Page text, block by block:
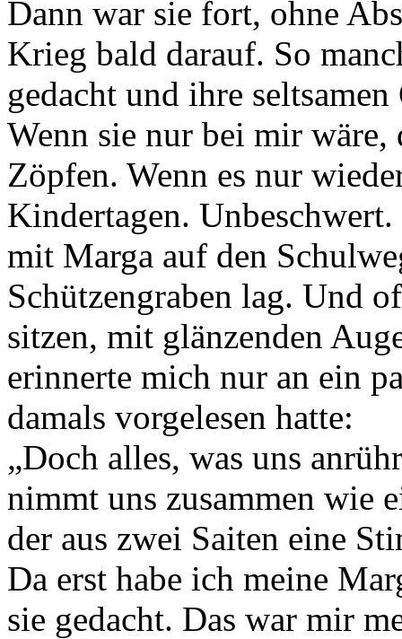
Dann war sie fort, ohne
Krieg bald darauf. So
gedacht und ihre
Wenn sie nur bei mir
Zöpfen. Wenn es nur
Kindertagen.
mit Marga auf den
Schützengraben lag. Und
sitzen, mit glänzenden
erinnerte mich nur an ein
damals vorgelesen hatte:
„Doch alles, was uns
nimmt uns zusammen wie
der aus zwei Saiten eine
Da erst habe ich meine
sie gedacht. Das war mir